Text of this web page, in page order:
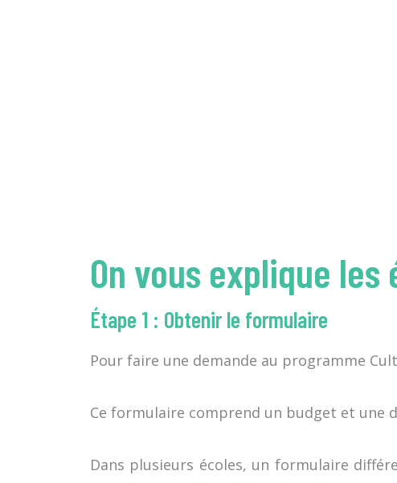
On vous explique les
Étape 1 : Obtenir le formulaire
Pour faire une demande au programme
Ce formulaire comprend un budget et une
Dans plusieurs écoles, un formulaire